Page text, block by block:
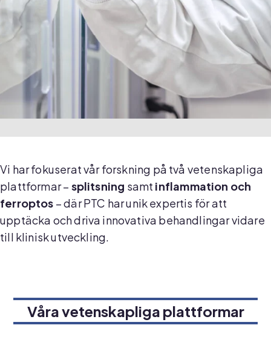
Vi har fokuserat vår forskning på två vetenskapliga
plattformar – splitsning samt inflammation och
ferroptos – där PTC har unik expertis för att
upptäcka och driva innovativa behandlingar vidare
till klinisk utveckling.​
Våra vetenskapliga plattformar